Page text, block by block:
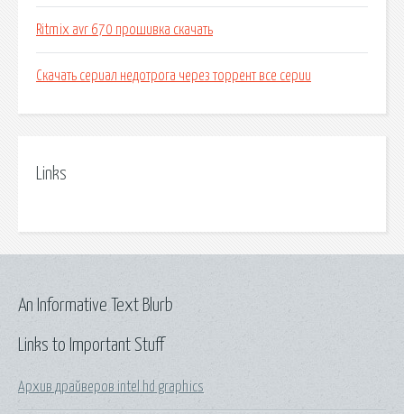
Ritmix avr 670 прошивка скачать
Скачать сериал недотрога через торрент все серии
Links
Links to Important Stuff
Архив драйверов intel hd graphics
An Informative Text Blurb